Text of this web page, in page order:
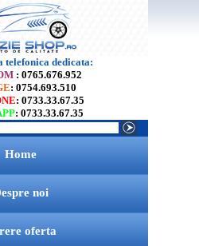
telefonica dedicata:
: 0765.676.952
: 0754.693.510
: 0733.33.67.35
: 0733.33.67.35
Home
noi
oferta